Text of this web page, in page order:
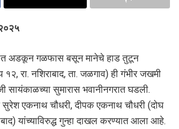
अडकून गळफास बसून मानेचे हाड तुटून
१२, रा. नशिराबाद, ता. जळगाव) ही गंभीर जखमी
सायंकाळच्या सुमारास भवानीनगरात घडली.
एकनाथ चौधरी, दीपक एकनाथ चौधरी (दोघ
यांच्याविरुद्ध गुन्हा दाखल करण्यात आला आहे.